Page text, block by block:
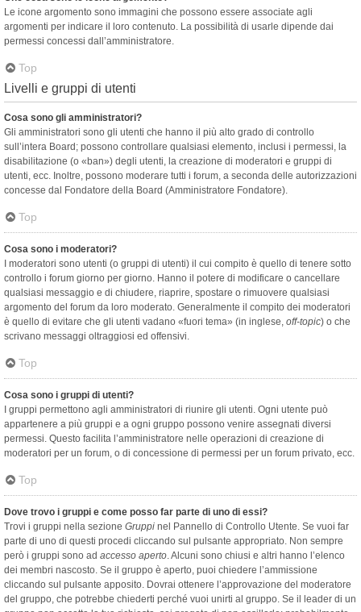
Le icone argomento sono immagini che possono essere associate agli
argomenti per indicare il loro contenuto. La possibilità di usarle dipende dai
permessi concessi dall’amministratore.
Top
Livelli e gruppi di utenti
Cosa sono gli amministratori?
Gli amministratori sono gli utenti che hanno il più alto grado di controllo
sull’intera Board; possono controllare qualsiasi elemento, inclusi i permessi, la
disabilitazione (o «ban») degli utenti, la creazione di moderatori e gruppi di
utenti, ecc. Inoltre, possono moderare tutti i forum, a seconda delle autorizzazioni
concesse dal Fondatore della Board (Amministratore Fondatore).
Top
Cosa sono i moderatori?
I moderatori sono utenti (o gruppi di utenti) il cui compito è quello di tenere sotto
controllo i forum giorno per giorno. Hanno il potere di modificare o cancellare
qualsiasi messaggio e di chiudere, riaprire, spostare o rimuovere qualsiasi
argomento del forum da loro moderato. Generalmente il compito dei moderatori
è quello di evitare che gli utenti vadano «fuori tema» (in inglese, off-topic) o che
scrivano messaggi oltraggiosi ed offensivi.
Top
Cosa sono i gruppi di utenti?
I gruppi permettono agli amministratori di riunire gli utenti. Ogni utente può
appartenere a più gruppi e a ogni gruppo possono venire assegnati diversi
permessi. Questo facilita l’amministratore nelle operazioni di creazione di
moderatori per un forum, o di concessione di permessi per un forum privato, ecc.
Top
Dove trovo i gruppi e come posso far parte di uno di essi?
Trovi i gruppi nella sezione Gruppi nel Pannello di Controllo Utente. Se vuoi far
parte di uno di questi procedi cliccando sul pulsante appropriato. Non sempre
però i gruppi sono ad accesso aperto. Alcuni sono chiusi e altri hanno l’elenco
dei membri nascosto. Se il gruppo è aperto, puoi chiedere l’ammissione
cliccando sul pulsante apposito. Dovrai ottenere l’approvazione del moderatore
del gruppo, che potrebbe chiederti perché vuoi unirti al gruppo. Se il leader di un